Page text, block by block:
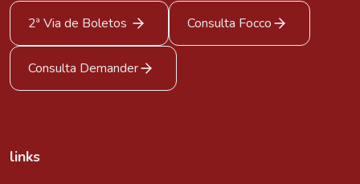
2ª Via de Boletos Consulta Focco
Consulta Demander
links